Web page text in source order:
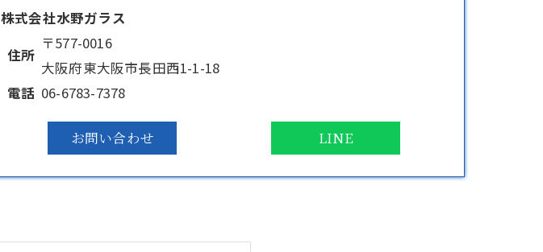
株式会社水野ガラス
住所
〒577-0016
大阪府東大阪市長田西1-1-18
電話 06-6783-7378
お問い合わせ LINE